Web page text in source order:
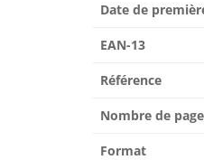
Date de
EAN-13
Référence
Nombre de
Format